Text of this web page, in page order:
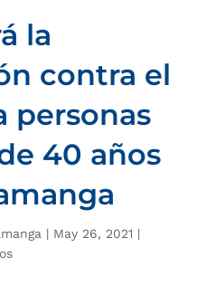
la
contra el
personas
40 años
| May 26, 2021 |